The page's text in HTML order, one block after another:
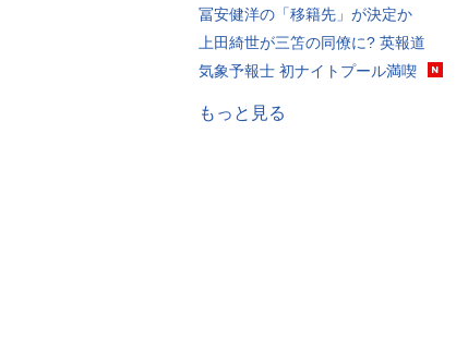
冨安健洋の「移籍先」が決定か
上田綺世が三笘の同僚に? 英報道
気象予報士 初ナイトプール満喫
もっと見る